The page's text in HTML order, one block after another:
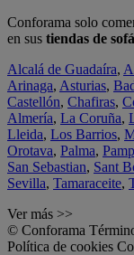
Conforama solo
en sus tiendas de
Alcalá de Guadaíra,
Arinaga, Asturias,
Castellón, Chafiras,
Almería, La Coruña,
Lleida, Los Barrios,
Orotava, Palma,
San Sebastian, Sant
Sevilla, Tamaraceite,
Ver más >>
© Conforama
Política de cookies